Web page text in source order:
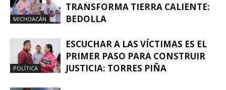
MICHOACÁN
TRANSFORMA TIERRA CALIENTE:
BEDOLLA
POLÍTICA
ESCUCHAR A LAS VÍCTIMAS ES EL
PRIMER PASO PARA CONSTRUIR
JUSTICIA: TORRES PIÑA